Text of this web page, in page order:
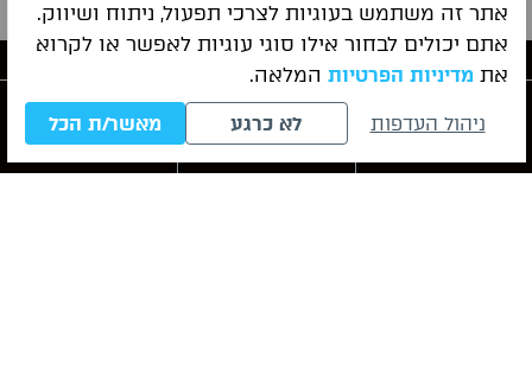
פרטי התקשרות
ניווט מהיר
לייעוץ ראשוני WhatsApp
אתר זה משתמש בעוגיות לצרכי תפעול, ניתוח ושיווק.
אתם יכולים לבחור אילו סוגי עוגיות לאפשר או לקרוא
את מדיניות הפרטיות המלאה.
ניהול העדפות לא כרגע מאשר/ת הכל